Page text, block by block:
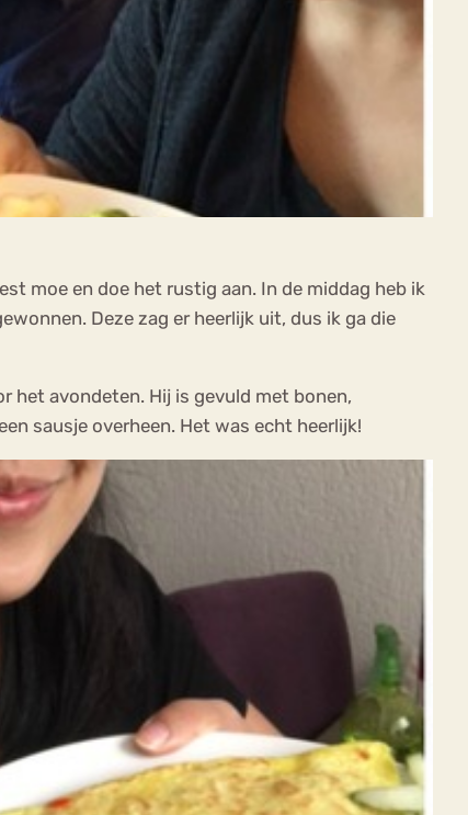
moe en doe het rustig aan. In de middag heb ik
Deze zag er heerlijk uit, dus ik ga die
het avondeten. Hij is gevuld met bonen,
sausje overheen. Het was echt heerlijk!